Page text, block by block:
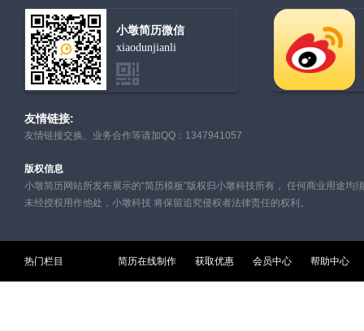
小墩简历微信
xiaodunjianli
友情链接:
友情链接交换、业务合作等请加QQ：1347941057
版权信息
小墩简历网站所发布展示的“简历模板”版权归小墩科技所有， 任何商业用途均
未经授权用作他处，小墩科技 将保留追究侵权者法律责任的权利。
热门栏目 简历在线制作 获取优惠 会员中心 帮助中心